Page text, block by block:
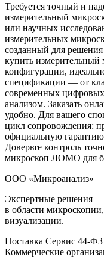
Требуется точный и
измерительный
или научных
измерительных
созданный для
купить измерительный
конфигурации,
спецификации — от
современных
анализом. Заказать
удобно. Для вашего
цикл сопровождения:
официальную
Доверьте контроль
микроскоп ЛОМО для
ООО «Микроанализ»
Экспертные решения
в области
визуализации.
Поставка Сервис 44-
Коммерческие